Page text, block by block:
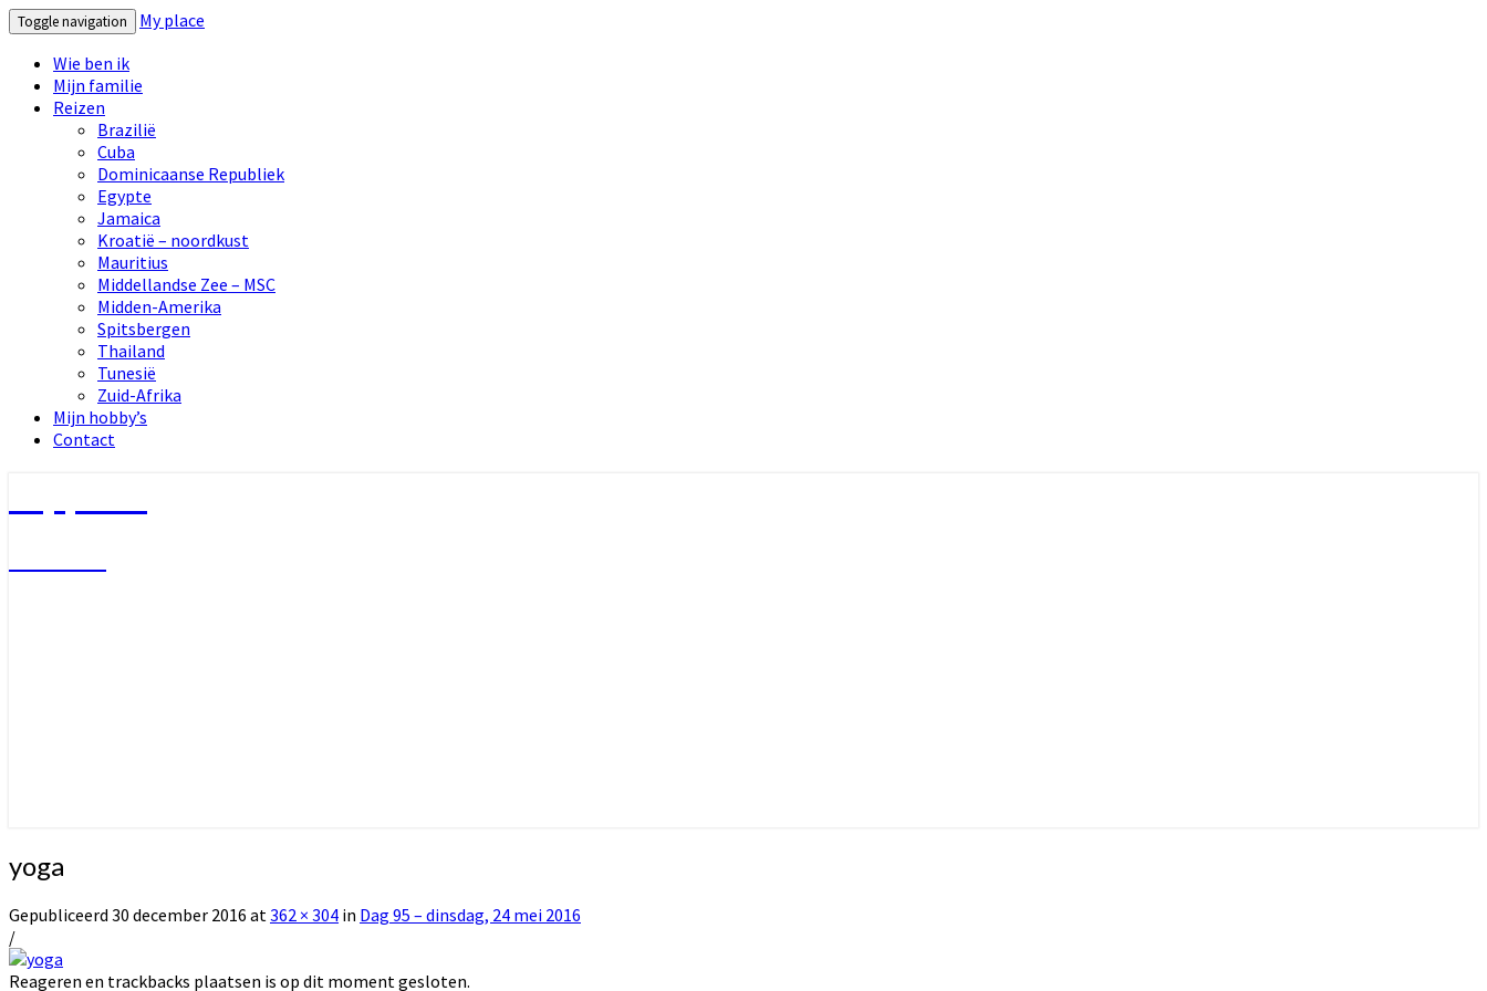
Toggle navigation
My place
Wie ben ik
Mijn familie
Reizen
Brazilië
Cuba
Dominicaanse Republiek
Egypte
Jamaica
Kroatië – noordkust
Mauritius
Middellandse Zee – MSC
Midden-Amerika
Spitsbergen
Thailand
Tunesië
Zuid-Afrika
Mijn hobby’s
Contact
yoga
Gepubliceerd 30 december 2016 at362 × 304 in Dag 95 – dinsdag, 24 mei 2016
/
Reageren en trackbacks plaatsen is op dit moment gesloten.